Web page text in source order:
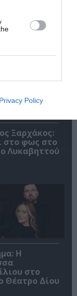
Privacy Policy
Ξαρχάκος:
στο φως στο
Λυκαβηττού
Η
στο
Θέατρο Δίου